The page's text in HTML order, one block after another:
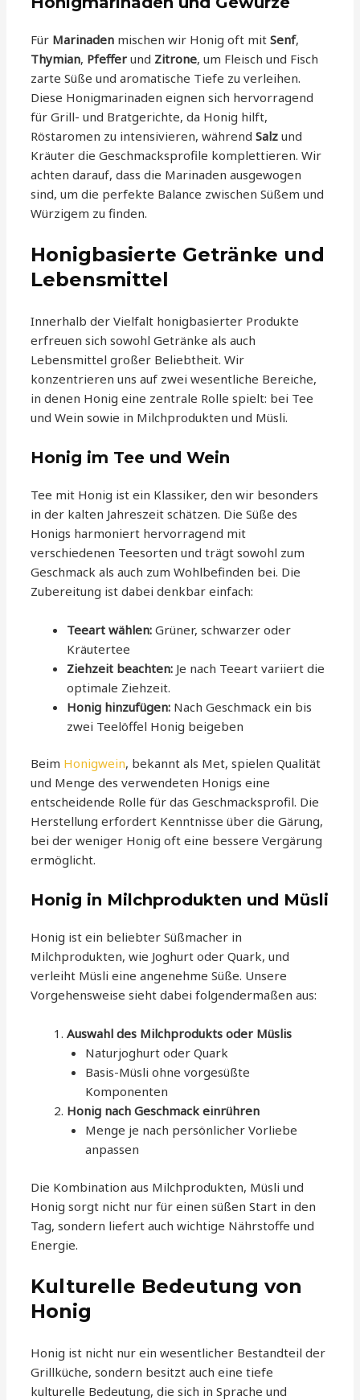
Für Marinaden mischen wir Honig oft mitSenf,
Thymian, Pfeffer und Zitrone, um Fleisch und Fisch
zarte Süße und aromatische Tiefe zu verleihen.
Diese Honigmarinaden eignen sich hervorragend
für Grill- und Bratgerichte, da Honig hilft,
Röstaromen zu intensivieren, währendSalz und
Kräuter die Geschmacksprofile komplettieren. Wir
achten darauf, dass die Marinaden ausgewogen
sind, um die perfekte Balance zwischen Süßem und
Würzigem zu finden.
Honigbasierte Getränke und
Lebensmittel
Innerhalb der Vielfalt honigbasierter Produkte
erfreuen sich sowohl Getränke als auch
Lebensmittel großer Beliebtheit. Wir
konzentrieren uns auf zwei wesentliche Bereiche,
in denen Honig eine zentrale Rolle spielt: bei Tee
und Wein sowie in Milchprodukten und Müsli.
Honig im Tee und Wein
Tee mit Honig ist ein Klassiker, den wir besonders
in der kalten Jahreszeit schätzen. Die Süße des
Honigs harmoniert hervorragend mit
verschiedenen Teesorten und trägt sowohl zum
Geschmack als auch zum Wohlbefinden bei. Die
Zubereitung ist dabei denkbar einfach:
Teeart wählen: Grüner, schwarzer oder
Kräutertee
Ziehzeit beachten: Je nach Teeart variiert die
optimale Ziehzeit.
Honig hinzufügen: Nach Geschmack ein bis
zwei Teelöffel Honig beigeben
Beim Honigwein, bekannt als Met, spielen Qualität
und Menge des verwendeten Honigs eine
entscheidende Rolle für das Geschmacksprofil. Die
Herstellung erfordert Kenntnisse über die Gärung,
bei der weniger Honig oft eine bessere Vergärung
ermöglicht.
Honig in Milchprodukten und Müsli
Honig ist ein beliebter Süßmacher in
Milchprodukten, wie Joghurt oder Quark, und
verleiht Müsli eine angenehme Süße. Unsere
Vorgehensweise sieht dabei folgendermaßen aus:
Auswahl des Milchprodukts oder Müslis
Naturjoghurt oder Quark
Basis-Müsli ohne vorgesüßte
Komponenten
Honig nach Geschmack einrühren
Menge je nach persönlicher Vorliebe
anpassen
Die Kombination aus Milchprodukten, Müsli und
Honig sorgt nicht nur für einen süßen Start in den
Tag, sondern liefert auch wichtige Nährstoffe und
Energie.
Kulturelle Bedeutung von
Honig
Honig ist nicht nur ein wesentlicher Bestandteil der
Grillküche, sondern besitzt auch eine tiefe
kulturelle Bedeutung, die sich in Sprache und